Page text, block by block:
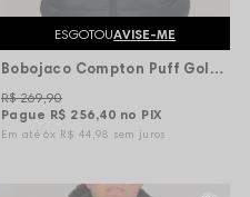
ESGOTOUAVISE-ME
Bobojaco Compton Puff Gola Alta - Preto
Pague R$ 256,40 no PIX
R$ 269,90
6x R$ 44,98 sem juros